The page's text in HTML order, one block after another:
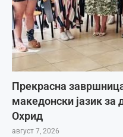
Прекрасна
македонски јазик за
Охрид
август 7, 2026